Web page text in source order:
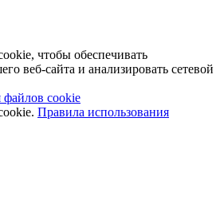
чтобы обеспечивать
веб-сайта и анализировать сетевой
файлов cookie
Правила использования